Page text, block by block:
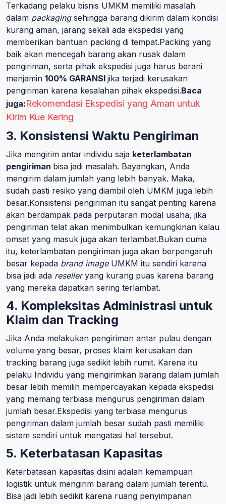
Terkadang pelaku bisnis UMKM memiliki masalah
dalam packaging sehingga barang dikirim dalam kondisi
kurang aman, jarang sekali ada ekspedisi yang
memberikan bantuan packing di tempat.Packing yang
baik akan mencegah barang akan rusak dalam
pengiriman, serta pihak ekspedisi juga harus berani
menjamin 100% GARANSI jika terjadi kerusakan
pengiriman karena kesalahan pihak ekspedisi.Baca
juga:Rekomendasi Ekspedisi yang Aman untuk
Kirim Kue Kering
3. Konsistensi Waktu Pengiriman
Jika mengirim antar individu saja keterlambatan
pengiriman bisa jadi masalah. Bayangkan, Anda
mengirim dalam jumlah yang lebih banyak. Maka,
sudah pasti resiko yang diambil oleh UMKM juga lebih
besar.Konsistensi pengiriman itu sangat penting karena
akan berdampak pada perputaran modal usaha, jika
pengiriman telat akan menimbulkan kemungkinan kalau
omset yang masuk juga akan terlambat.Bukan cuma
itu, keterlambatan pengiriman juga akan berpengaruh
besar kepada brand image UMKM itu sendiri karena
bisa jadi ada reselleryang kurang puas karena barang
yang mereka dapatkan sering terlambat.
4. Kompleksitas Administrasi untuk
Klaim dan Tracking
Jika Anda melakukan pengiriman antar pulau dengan
volume yang besar, proses klaim kerusakan dan
tracking barang juga sedikit lebih rumit. Karena itu
pelaku Individu yang mengirimkan barang dalam jumlah
besar lebih memilih mempercayakan kepada ekspedisi
yang memang terbiasa mengurus pengiriman dalam
jumlah besar.Ekspedisi yang terbiasa mengurus
pengiriman dalam jumlah besar sudah pasti memiliki
sistem sendiri untuk mengatasi hal tersebut.
5. Keterbatasan Kapasitas
Keterbatasan kapasitas disini adalah kemampuan
logistik untuk mengirim barang dalam jumlah terentu.
Bisa jadi lebih sedikit karena ruang penyimpanan